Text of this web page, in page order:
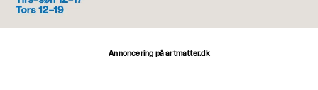
Annoncering på artmatter.dk